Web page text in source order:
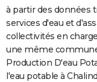
à partir des données
services d'eau et
collectivités en
une même
Production D'eau
l'eau potable à